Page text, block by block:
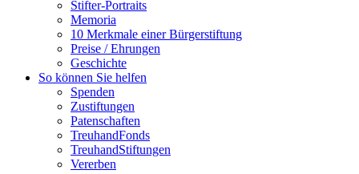
Stifter-Portraits
Memoria
10 Merkmale einer Bürgerstiftung
Preise / Ehrungen
Geschichte
So können Sie helfen
Spenden
Zustiftungen
Patenschaften
TreuhandFonds
TreuhandStiftungen
Vererben